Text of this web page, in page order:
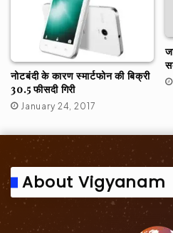
नोटबंदी के कारण स्मार्टफोन की बिक्री
30.5 फीसदी गिरी
January 24, 2017
About Vigyanam